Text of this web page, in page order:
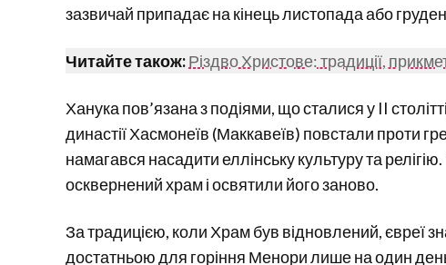
зазвичай припадає на кінець листопада або
Читайте також:Різдво Христове: традиції,
Ханука пов’язана з подіями, що сталися у II
династії Хасмонеїв (Маккавеїв) повстали проти
намагався насадити еллінську культуру та
осквернений храм і освятили його заново.
За традицією, коли Храм був відновлений, євреї
достатньою для горіння Менори лише на один